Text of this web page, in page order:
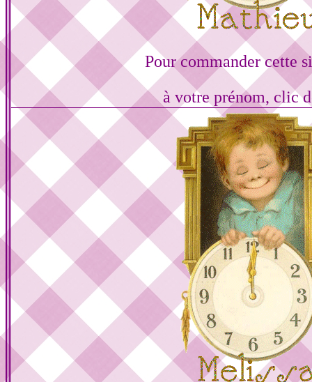
Pour commander cette
à votre prénom, clic